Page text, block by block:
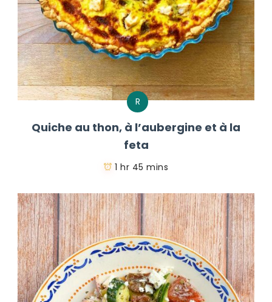
R
Quiche au thon, à l’aubergine et à la
feta
1 hr 45 mins